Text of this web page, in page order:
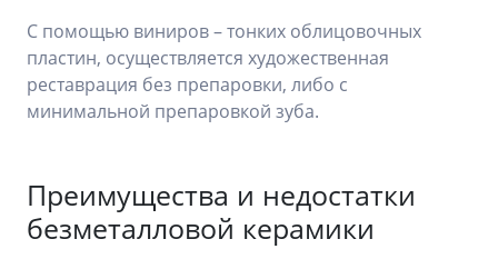
С помощью виниров – тонких облицовочных
пластин, осуществляется художественная
реставрация без препаровки, либо с
минимальной препаровкой зуба.
Преимущества и недостатки
безметалловой керамики